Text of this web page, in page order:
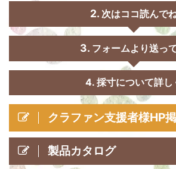
次はココ読んで
フォームより送っ
4. 採寸について詳し
クラファン支援者様HP
製品カタログ